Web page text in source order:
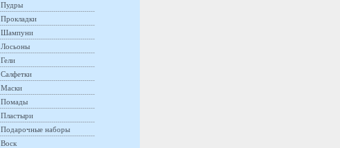
Пудры
Прокладки
Шампуни
Лосьоны
Гели
Салфетки
Маски
Помады
Пластыри
Подарочные наборы
Воск